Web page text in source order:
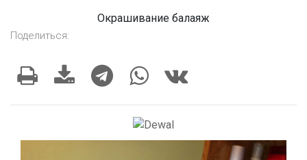
Окрашивание балаяж
Поделиться: